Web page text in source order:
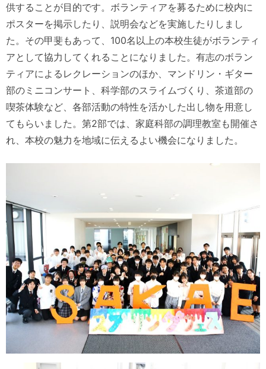
供することが目的です。ボランティアを募るために校内に
ポスターを掲示したり、説明会などを実施したりしまし
た。その甲斐もあって、100名以上の本校生徒がボランティ
アとして協力してくれることになりました。有志のボラン
ティアによるレクレーションのほか、マンドリン・ギター
部のミニコンサート、科学部のスライムづくり、茶道部の
喫茶体験など、各部活動の特性を活かした出し物を用意し
てもらいました。第2部では、家庭科部の調理教室も開催さ
れ、本校の魅力を地域に伝えるよい機会になりました。